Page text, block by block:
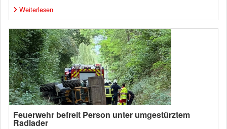
Weiterlesen
Feuerwehr befreit Person unter umgestürztem
Radlader